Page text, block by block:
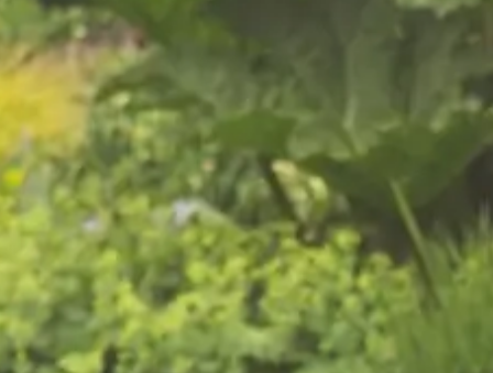
Een gezonde en verzorgde
tuin in Elburg begint met
professioneel
tuinonderhoud
Bent u op zoek naar een betrouwbare hovenier
in Elburg? Van Kempen Tuinen is uw
hoveniersbedrijf voor tuinaanleg, tuinonderhoud
en tuinrenovatie in Elburg en omgeving.